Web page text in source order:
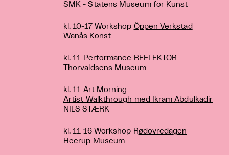
SMK - Statens Museum for Kunst
kl. 10-17 Workshop Öppen Verkstad
Wanås Konst
kl. 11 Performance REFLEKTOR
Thorvaldsens Museum
kl. 11 Art Morning
Artist Walkthrough med Ikram Abdulkadir
NILS STÆRK
kl. 11-16 Workshop Rødovredagen
Heerup Museum